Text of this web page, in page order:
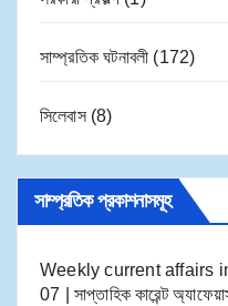
সাম্প্রতিক ঘটনাবলী (172)
সিলেবাস(8)
সাম্প্রতিক প্রকাশনাসমূহ
Weekly current affairs
07 | সাপ্তাহিক কারেন্ট